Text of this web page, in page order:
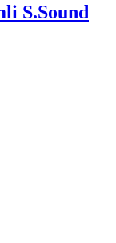
S.Sound